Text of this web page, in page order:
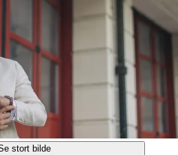
stort bilde